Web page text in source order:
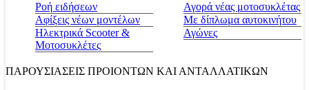
Ροή ειδήσεων
Αφίξεις νέων μοντέλων
Ηλεκτρικά Scooter &
Μοτοσυκλέτες
Αγορά νέας μοτοσυκλέτας
Με δίπλωμα αυτοκινήτου
Αγώνες
ΠΑΡΟΥΣΙΑΣΕΙΣ ΠΡΟΙΟΝΤΩΝ ΚΑΙ ΑΝΤΑΛΛΑΤΙΚΩΝ